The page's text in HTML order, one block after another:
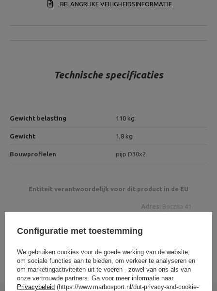
BELANGRIJKE VEILIGHEIDSINFORMATIE
Technische specificaties
Gewicht belasting 110 kg
Gewicht 1,8 kg
Bouwprofielen pijp D30x2
Entiteit verantwoordelijk voor dit product in de EU
Spółka Komandytowa
Adres: Boczna 41
Postcode:27-200
Land:
Je e-mailadres:
Configuratie met toestemming
We gebruiken cookies voor de goede werking van de website,
om sociale functies aan te bieden, om verkeer te analyseren en
om marketingactiviteiten uit te voeren - zowel van ons als van
onze vertrouwde partners. Ga voor meer informatie naar
Privacybeleid (https://www.marbosport.nl/dut-privacy-and-cookie-